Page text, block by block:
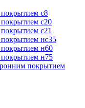
с8
с20
с21
нс35
н60
н75
покрытием